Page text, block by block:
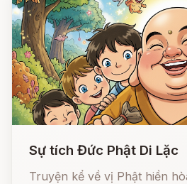
Sự tích Đức Phật Di Lặc
Truyện kể về vị Phật hiền